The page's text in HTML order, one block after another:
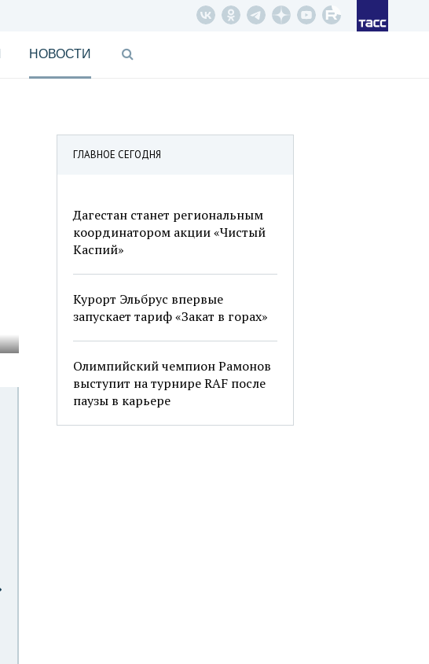
НОВОСТИ
ГЛАВНОЕ СЕГОДНЯ
Дагестан станет региональным
координатором акции «Чистый
Каспий»
Курорт Эльбрус впервые
запускает тариф «Закат в горах»
Олимпийский чемпион Рамонов
выступит на турнире RAF после
паузы в карьере